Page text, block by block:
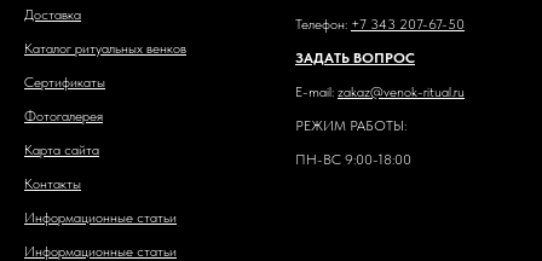
Доставка
Каталог ритуальных венков
Сертификаты
Фотогалерея
Карта сайта
Контакты
Информационные статьи
Информационные статьи
Телефон: +7 343 207-67-50
ЗАДАТЬ ВОПРОС
E-mail: zakaz@venok-ritual.ru
РЕЖИМ РАБОТЫ:
ПН-ВС 9:00-18:00